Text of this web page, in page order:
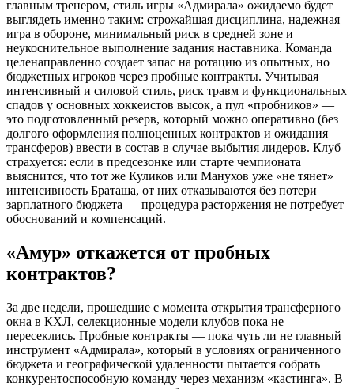
главным тренером, стиль игры «Адмирала» ожидаемо будет
выглядеть именно таким: строжайшая дисциплина, надежная
игра в обороне, минимальный риск в средней зоне и
неукоснительное выполнение задания наставника. Команда
целенаправленно создает запас на ротацию из опытных, но
бюджетных игроков через пробные контракты. Учитывая
интенсивный и силовой стиль, риск травм и функциональных
спадов у основных хоккеистов высок, а пул «пробников» —
это подготовленный резерв, который можно оперативно (без
долгого оформления полноценных контрактов и ожидания
трансферов) ввести в состав в случае выбытия лидеров. Клуб
страхуется: если в предсезонке или старте чемпионата
выяснится, что тот же Куликов или Манухов уже «не тянет»
интенсивность Браташа, от них отказываются без потери
зарплатного бюджета — процедура расторжения не потребует
обоснований и компенсаций.
«Амур» откажется от пробных
контрактов?
За две недели, прошедшие с момента открытия трансферного
окна в КХЛ, селекционные модели клубов пока не
пересеклись. Пробные контракты — пока чуть ли не главный
инструмент «Адмирала», который в условиях ограниченного
бюджета и географической удаленности пытается собрать
конкурентоспособную команду через механизм «кастинга». В